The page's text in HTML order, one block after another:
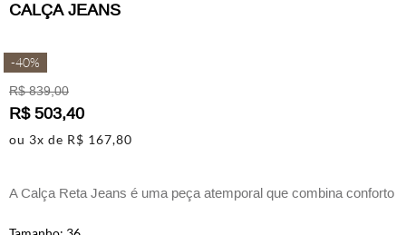
CALÇA JEANS
-40%
R$ 839,00
R$ 503,40
ou 3x de R$ 167,80
A Calça Reta Jeans é uma peça atemporal que combina conforto